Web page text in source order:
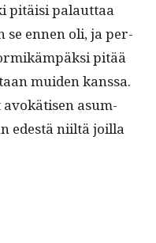
pitäisi palaut­taa
se ennen oli, ja per­
pitää
muiden kanssa.
asum­
edestä niiltä joil­la